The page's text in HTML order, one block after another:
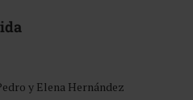
y Elena Hernández